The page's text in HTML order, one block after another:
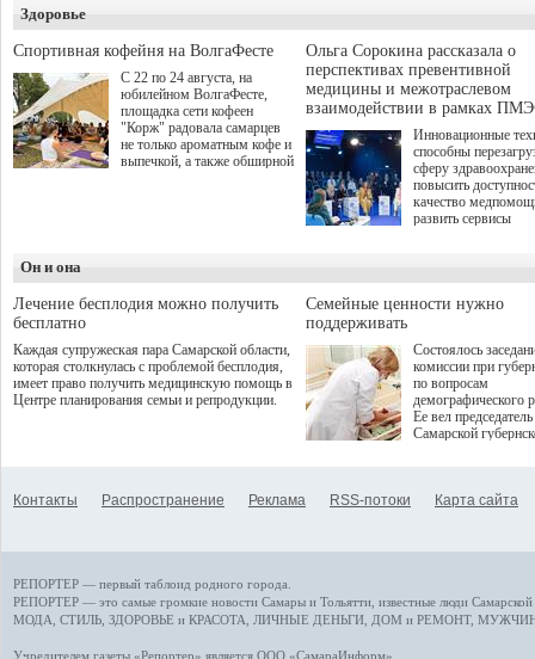
а сам он
Здоровье
Спортивная кофейня на ВолгаФесте
С 22 по 24 августа, на
юбилейном ВолгаФесте,
площадка сети кофеен
"Корж" радовала самарцев
не только ароматным кофе и
выпечкой, а также обширной
Ольга Сорокина рассказала о
перспективах превентивной
медицины и межотраслевом
взаимодействии в рамках
Инновационные
способны
сферу
повысить
качество
развить сервисы
определенными
К ним можно
возникающие при
данными
более динамичного
проникновения
сегмент
отраслевое
рассказала Ольга
ходе сессии
качества жизни" в
ПМЭФ 2025. В
Он и она
Лечение бесплодия можно получить
бесплатно
Каждая супружеская пара Самарской области,
которая столкнулась с проблемой бесплодия,
имеет право получить медицинскую помощь в
Центре планирования семьи и репродукции.
Семейные ценности нужно
поддерживать
Состоялось
комиссии при
по вопросам
демографического
Ее вел председатель
Самарской
Контакты Распространение Реклама RSS-потоки Карта сайта
РЕПОРТЕР — первый таблоид родного города.
РЕПОРТЕР — это самые громкие новости Самары и Тольятти, известные люди
МОДА, СТИЛЬ ЗДОРОВЬЕ и КРАСОТА ЛИЧНЫЕ ДЕНЬГИ ДОМ и РЕМОНТ,
Учредителем газеты «Репортер» является ООО «СамараИнформ»